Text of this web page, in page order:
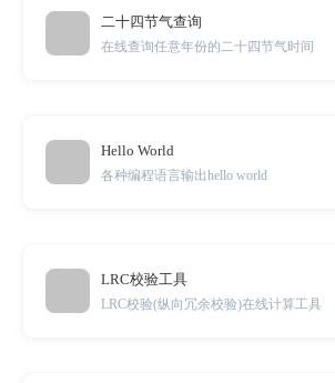
二十四节气查询
在线查询任意年份的二十四节气时间
Hello World
各种编程语言输出hello world
LRC校验工具
LRC校验(纵向冗余校验)在线计算工具